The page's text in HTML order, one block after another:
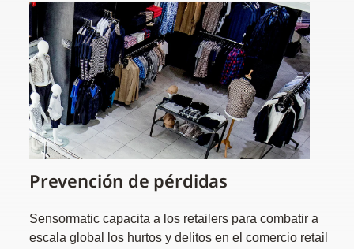
Prevención de pérdidas
Sensormatic capacita a los retailers para combatir a
escala global los hurtos y delitos en el comercio retail